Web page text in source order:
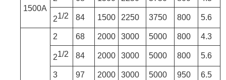
1500A
21/2 84 1500 2250 3750 800 5.6
2 68 2000 3000 5000 800 4.3
21/2 84 2000 3000 5000 800 5.6
3 97 2000 3000 5000 950 6.5